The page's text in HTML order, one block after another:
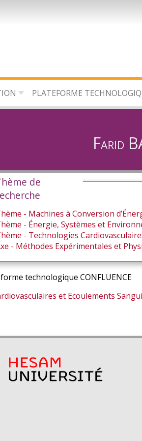
PLATEFORME
Farid
de
- Machines à Conversion
- Énergie, Systèmes et
- Technologies
- Méthodes Expérimentales et
technologique CONFLUENCE
et Ecoulements